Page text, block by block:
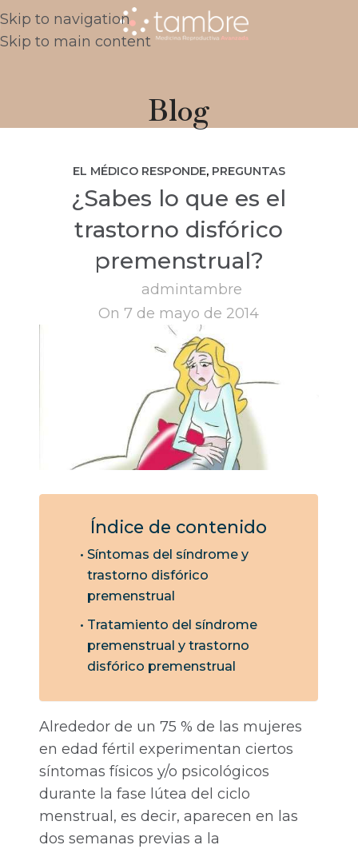
Skip to navigation
Skip to main content
Blog
EL MÉDICO RESPONDE, PREGUNTAS
FRECUENTES
¿Sabes lo que es el
trastorno disfórico
premenstrual?
admintambre
On 7 de mayo de 2014
Índice de contenido
Síntomas del síndrome y
trastorno disfórico
premenstrual
Tratamiento del síndrome
premenstrual y trastorno
disfórico premenstrual
Alrededor de un 75 % de las mujeres
en edad fértil experimentan ciertos
síntomas físicos y/o psicológicos
durante la fase lútea del ciclo
menstrual, es decir, aparecen en las
dos semanas previas a la